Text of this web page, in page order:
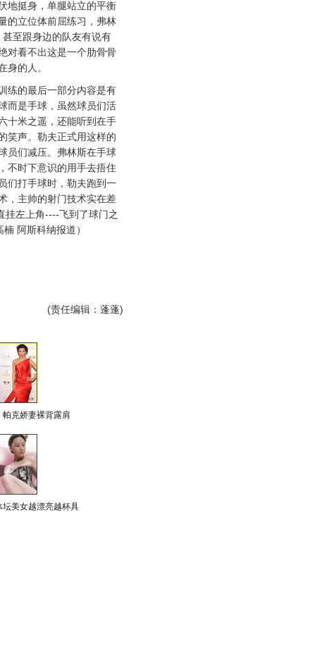
地挺身，单腿站立的平衡
的立位体前屈练习，弗林
至跟身边的队友有说有
对看不出这是一个肋骨骨
身的人。
的最后一部分内容是有
而是手球，虽然球员们活
十米之遥，还能听到在手
笑声。勒夫正式用这样的
员们减压。弗林斯在手球
不时下意识的用手去捂住
们打手球时，勒夫跑到一
，主帅的射门技术实在差
挂左上角----飞到了球门之
阿斯科纳报道）
(责任编辑：蓬蓬)
帕克娇妻裸背露肩
坛美女越漂亮越杯具